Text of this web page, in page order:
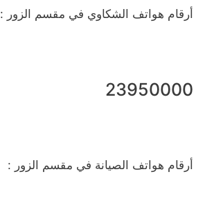
أرقام هواتف الشكاوي في مقسم الزور :
23950000
أرقام هواتف الصيانة في مقسم الزور :